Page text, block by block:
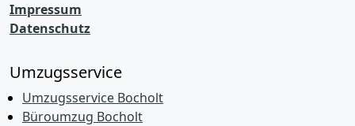
Impressum
Datenschutz
Umzugsservice
Umzugsservice Bocholt
Büroumzug Bocholt